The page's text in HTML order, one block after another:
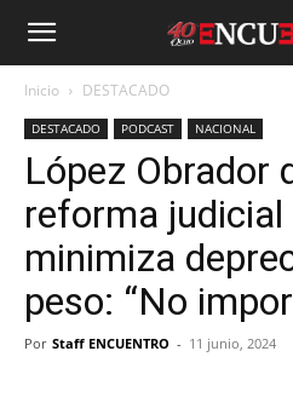
Inicio DESTACADO
DESTACADO PODCAST NACIONAL
López Obrador
reforma judicial
minimiza
peso: “No
Por Staff ENCUENTRO - 11 junio, 2024